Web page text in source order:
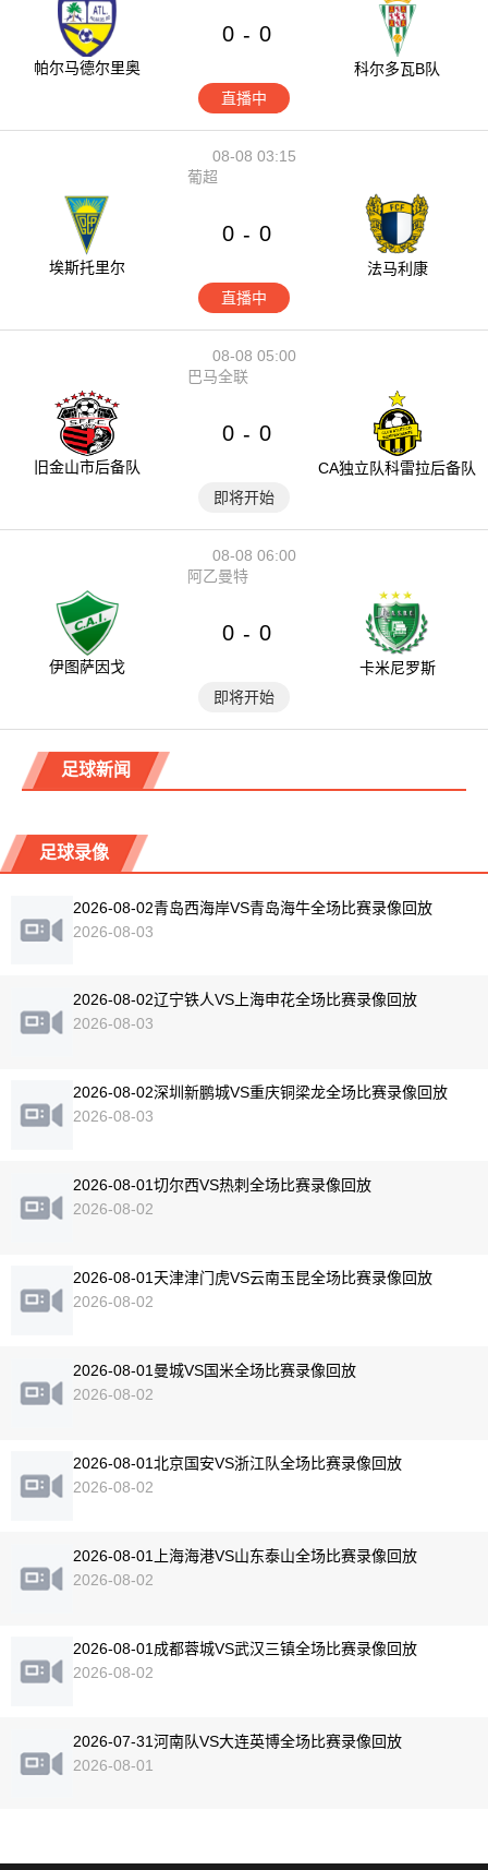
帕尔马德尔里奥
0 - 0
科尔多瓦B队
直播中
08-08 03:15
葡超
埃斯托里尔
0 - 0
法马利康
直播中
08-08 05:00
巴马全联
旧金山市后备队
0 - 0
CA独立队科雷拉后备队
即将开始
08-08 06:00
阿乙曼特
伊图萨因戈
0 - 0
卡米尼罗斯
即将开始
足球新闻
足球录像
2026-08-02青岛西海岸VS青岛海牛全场比赛录像回放
2026-08-03
2026-08-02辽宁铁人VS上海申花全场比赛录像回放
2026-08-03
2026-08-02深圳新鹏城VS重庆铜梁龙全场比赛录像回放
2026-08-03
2026-08-01切尔西VS热刺全场比赛录像回放
2026-08-02
2026-08-01天津津门虎VS云南玉昆全场比赛录像回放
2026-08-02
2026-08-01曼城VS国米全场比赛录像回放
2026-08-02
2026-08-01北京国安VS浙江队全场比赛录像回放
2026-08-02
2026-08-01上海海港VS山东泰山全场比赛录像回放
2026-08-02
2026-08-01成都蓉城VS武汉三镇全场比赛录像回放
2026-08-02
2026-07-31河南队VS大连英博全场比赛录像回放
2026-08-01